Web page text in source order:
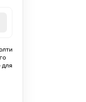
для